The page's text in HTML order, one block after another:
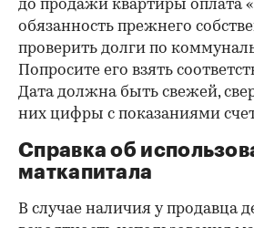
до продажи квартиры оплата
обязанность прежнего
проверить долги по
Попросите его взять
Дата должна быть свежей,
них цифры с показаниями
Справка об
маткапитала
В случае наличия у продавца